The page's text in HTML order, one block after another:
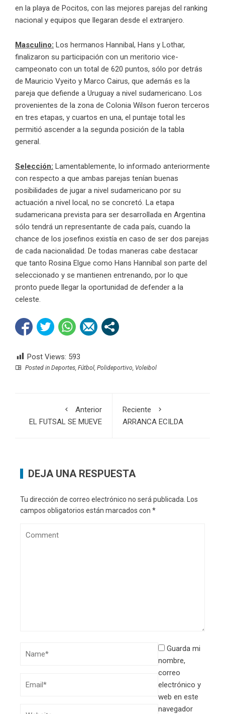
en la playa de Pocitos, con las mejores parejas del ranking
nacional y equipos que llegaran desde el extranjero.
Masculino: Los hermanos Hannibal, Hans y Lothar,
finalizaron su participación con un meritorio vice-
campeonato con un total de 620 puntos, sólo por detrás
de Mauricio Vyeito y Marco Cairus, que además es la
pareja que defiende a Uruguay a nivel sudamericano. Los
provenientes de la zona de Colonia Wilson fueron terceros
en tres etapas, y cuartos en una, el puntaje total les
permitió ascender a la segunda posición de la tabla
general.
Selección: Lamentablemente, lo informado anteriormente
con respecto a que ambas parejas tenían buenas
posibilidades de jugar a nivel sudamericano por su
actuación a nivel local, no se concretó. La etapa
sudamericana prevista para ser desarrollada en Argentina
sólo tendrá un representante de cada país, cuando la
chance de los josefinos existía en caso de ser dos parejas
de cada nacionalidad. De todas maneras cabe destacar
que tanto Rosina Elgue como Hans Hannibal son parte del
seleccionado y se mantienen entrenando, por lo que
pronto puede llegar la oportunidad de defender a la
celeste.
Post Views: 593
Posted in Deportes Fútbol Polideportivo Voleibol
Anterior
EL FUTSAL SE MUEVE
Reciente
ARRANCA ECILDA
DEJA UNA RESPUESTA
Tu dirección de correo electrónico no será publicada.
Los
campos obligatorios están marcados con *
Guarda mi
nombre,
correo
electrónico y
web en este
navegador